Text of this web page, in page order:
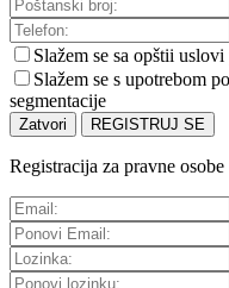
Slažem se sa opštii uslovi
Slažem se s upotrebom
segmentacije
Zatvori REGISTRUJ SE
Registracija za pravne osobe